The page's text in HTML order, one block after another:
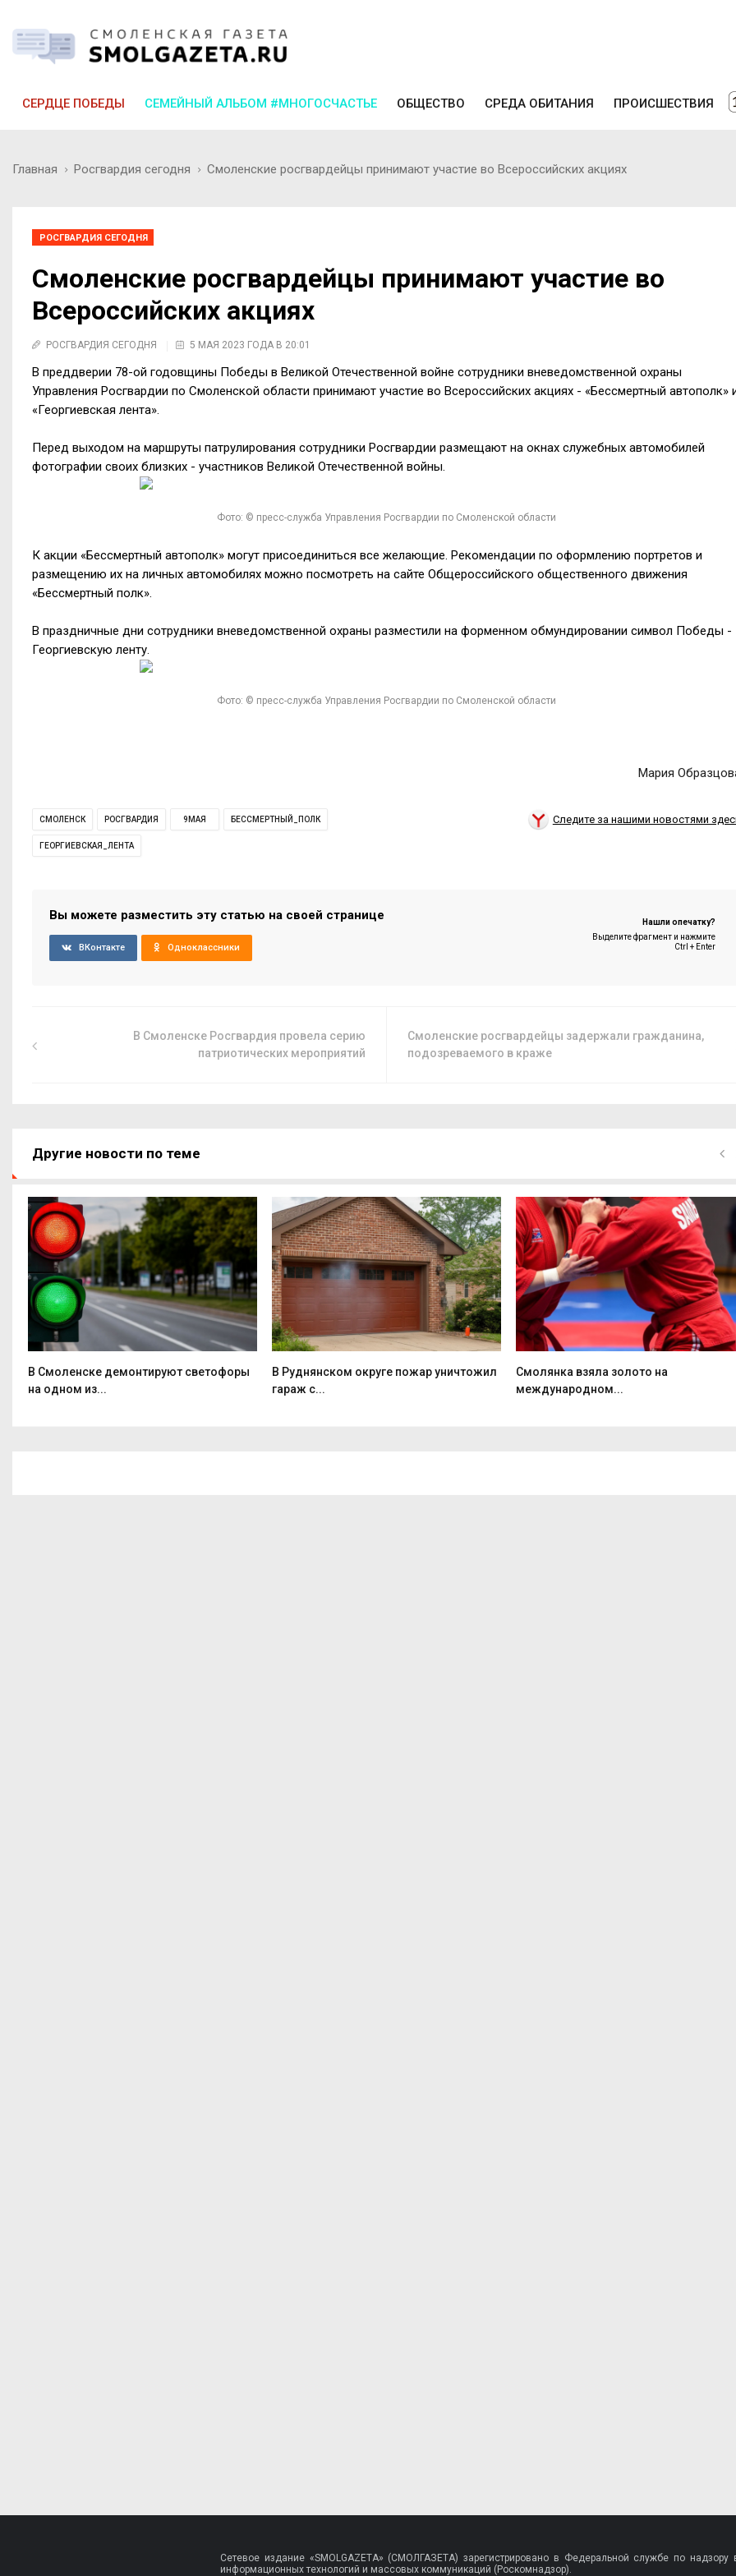
СЕРДЦЕ ПОБЕДЫ СЕМЕЙНЫЙ АЛЬБОМ #МНОГОСЧАСТЬЕ ОБЩЕСТВО СРЕДА ОБИТАНИЯ ПРОИСШЕСТВИЯ
Главная Росгвардия сегодня Смоленские росгвардейцы принимают участие во Всероссийских акциях
РОСГВАРДИЯ СЕГОДНЯ
Смоленские росгвардейцы принимают участие во
Всероссийских акциях
РОСГВАРДИЯ СЕГОДНЯ 5 МАЯ 2023 ГОДА В 20:01
В преддверии 78-ой годовщины Победы в Великой Отечественной войне сотрудники вневедомственной охраны
Управления Росгвардии по Смоленской области принимают участие во Всероссийских акциях - «Бессмертный автополк»
«Георгиевская лента».
Перед выходом на маршруты патрулирования сотрудники Росгвардии размещают на окнах служебных автомобилей
фотографии своих близких - участников Великой Отечественной войны.
Фото: © пресс-служба Управления Росгвардии по Смоленской области
К акции «Бессмертный автополк» могут присоединиться все желающие. Рекомендации по оформлению портретов и
размещению их на личных автомобилях можно посмотреть на сайте Общероссийского общественного движения
«Бессмертный полк».
В праздничные дни сотрудники вневедомственной охраны разместили на форменном обмундировании символ Победы -
Георгиевскую ленту.
Фото: © пресс-служба Управления Росгвардии по Смоленской области
Мария
СМОЛЕНСК РОСГВАРДИЯ 9МАЯ БЕССМЕРТНЫЙ_ПОЛК
ГЕОРГИЕВСКАЯ_ЛЕНТА
Следите за нашими новостями
Вы можете разместить эту статью на своей странице
ВКонтакте Одноклассники
Нашли опечатку?
Выделите фрагмент и нажмите
Ctrl + Enter
В Смоленске Росгвардия провела серию
патриотических мероприятий
Смоленские росгвардейцы задержали гражданина,
подозреваемого в краже
Другие новости по теме
В Смоленске демонтируют светофоры
на одном из...
В Руднянском округе пожар уничтожил
гараж с...
Смолянка взяла золото на
международном...
Сетевое издание «SMOLGAZETA» (СМОЛГАЗЕТА) зарегистрировано в Федеральной службе по надзору
информационных технологий и массовых коммуникаций (Роскомнадзор).